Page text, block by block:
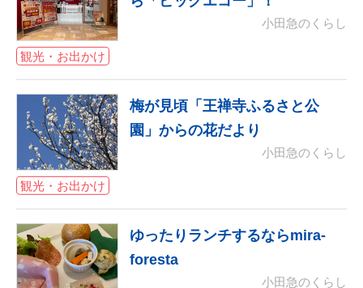
観光・お出かけ
小田急のくらし
観光・お出かけ
梅が見頃「王禅寺ふるさと公
園」からの花だより
小田急のくらし
ゆったりランチするならmira-
foresta
小田急のくらし